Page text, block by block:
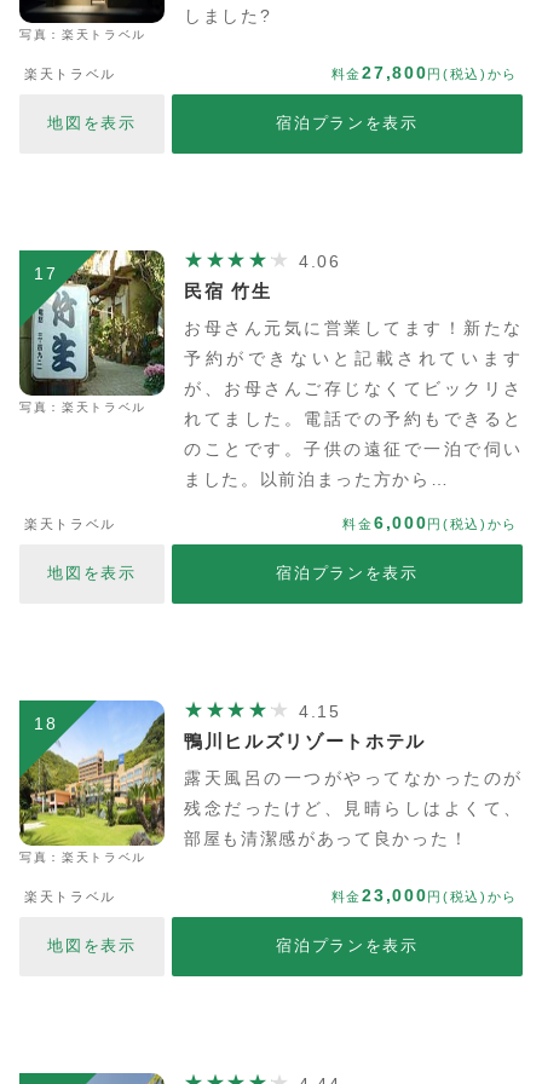
写真：楽天トラベル
しました?
楽天トラベル 料金27,800円(税込)から
地図を表示 宿泊プランを表示
17
写真：楽天トラベル
4.06
民宿 竹生
お母さん元気に営業してます！新たな
予約ができないと記載されています
が、お母さんご存じなくてビックリさ
れてました。電話での予約もできると
のことです。子供の遠征で一泊で伺い
ました。以前泊まった方から…
楽天トラベル 料金6,000円(税込)から
地図を表示 宿泊プランを表示
18
写真：楽天トラベル
4.15
鴨川ヒルズリゾートホテル
露天風呂の一つがやってなかったのが
残念だったけど、見晴らしはよくて、
部屋も清潔感があって良かった！
楽天トラベル 料金23,000円(税込)から
地図を表示 宿泊プランを表示